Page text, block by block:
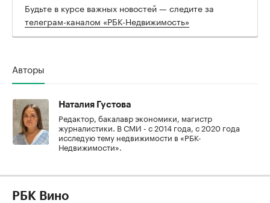
Будьте в курсе важных новостей — следите за
телеграм-каналом «РБК-Недвижимость»
Авторы
Наталия Густова
Редактор, бакалавр экономики, магистр
журналистики. В СМИ - с 2014 года, с 2020 года
исследую тему недвижимости в «РБК-
Недвижимости».
РБК Вино